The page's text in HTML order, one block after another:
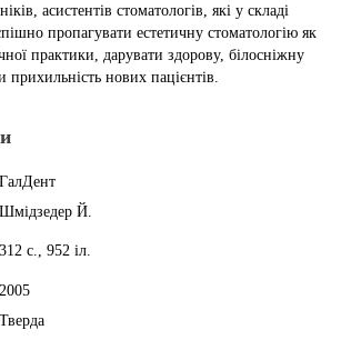
асистентів стоматологів, які у складі
пропагувати естетичну стоматологію як
практики, дарувати здорову, білосніжну
прихильність нових пацієнтів.
ГалДент
Шмідзедер Й.
312 с., 952 іл.
2005
Тверда